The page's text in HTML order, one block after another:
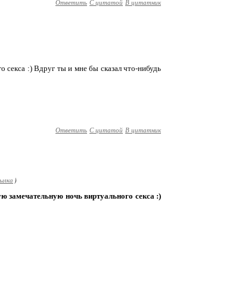
Ответить С цитатой В цитатник
секса :) Вдруг ты и мне бы сказал что-нибудь
Ответить С цитатой В цитатник
)
замечательную ночь виртуального секса :)